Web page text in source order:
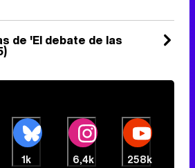
tenido ...
Jueves 22 Enero 2026 12:36 (hace 3
minutos)
de 'El debate de las
1k 6,4k 258k